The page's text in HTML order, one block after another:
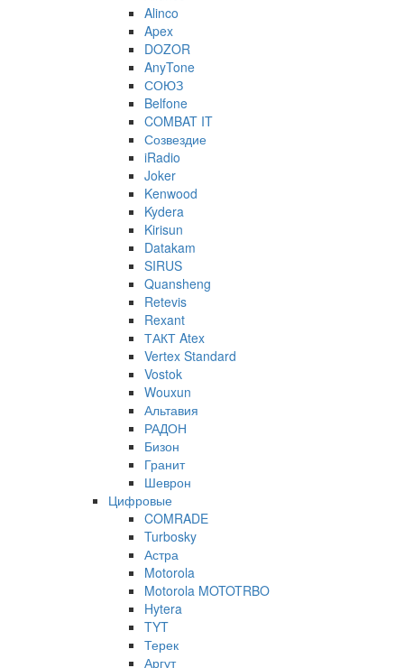
Alinco
Apex
DOZOR
AnyTone
СОЮЗ
Belfone
COMBAT IT
Созвездие
iRadio
Joker
Kenwood
Kydera
Kirisun
Datakam
SIRUS
Quansheng
Retevis
Rexant
ТАКТ Atex
Vertex Standard
Vostok
Wouxun
Альтавия
РАДОН
Бизон
Гранит
Шеврон
Цифровые
COMRADE
Turbosky
Астра
Motorola
Motorola MOTOTRBO
Hytera
TYT
Терек
Аргут